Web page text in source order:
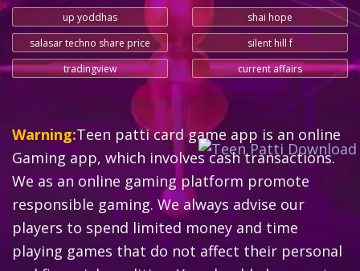
up yoddhas
shai hope
salasar techno share price
silent hill f
tradingview
current affairs
Warning:Teen patti card game app is an online
Gaming app, which involves cash transactions.
We as an online gaming platform promote
responsible gaming. We always advise our
players to spend limited money and time
playing games that do not affect their personal